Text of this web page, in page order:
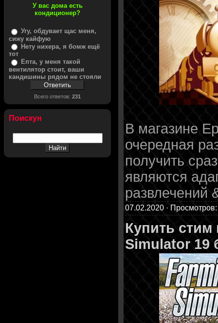
У вас дома есть
кондиционер?
Угу, обдувает щас меня,
сижу кайфую
Нету нихера, я бомж ещё
тот
Епта, у меня такой
вентилятор стоит, ваши
кандишины рядом не стояли
Всего ответов: 231
Поискун
В магазине
очередная
получить
являются
развлечений
07.02.2020 ·
Купить стим
Simulator 19